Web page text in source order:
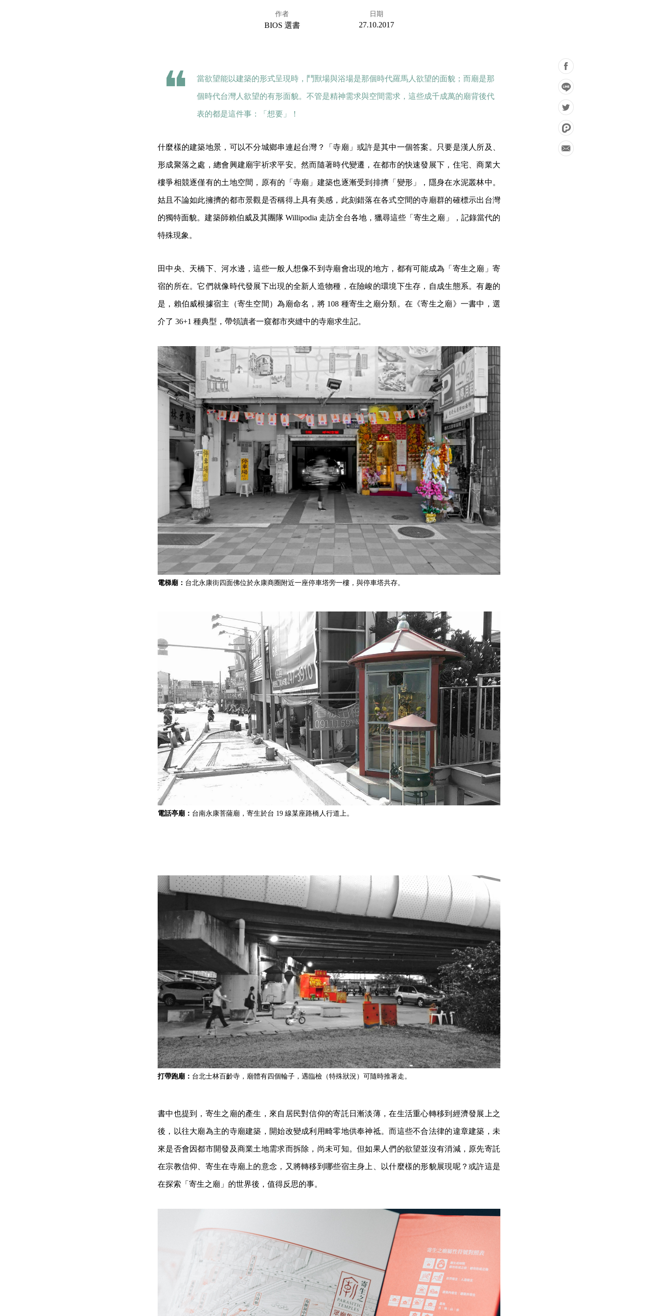
作者
BIOS 選書
日期
27.10.2017
當欲望能以建築的形式呈現時，鬥獸場與浴場是那個時代羅馬人欲望的面貌；而廟是那
個時代台灣人欲望的有形面貌。不管是精神需求與空間需求，這些成千成萬的廟背後代
表的都是這件事：「想要」！
什麼樣的建築地景，可以不分城鄉串連起台灣？「寺廟」或許是其中一個答案。只要是漢人所及、
形成聚落之處，總會興建廟宇祈求平安。然而隨著時代變遷，在都市的快速發展下，住宅、商業大
樓爭相競逐僅有的土地空間，原有的「寺廟」建築也逐漸受到排擠「變形」，隱身在水泥叢林中。
姑且不論如此擁擠的都市景觀是否稱得上具有美感，此刻錯落在各式空間的寺廟群的確標示出台灣
的獨特面貌。建築師賴伯威及其團隊 Willipodia 走訪全台各地，獵尋這些「寄生之廟」，記錄當代的
特殊現象。
田中央、天橋下、河水邊，這些一般人想像不到寺廟會出現的地方，都有可能成為「寄生之廟」寄
宿的所在。它們就像時代發展下出現的全新人造物種，在險峻的環境下生存，自成生態系。有趣的
是，賴伯威根據宿主（寄生空間）為廟命名，將 108 種寄生之廟分類。在《寄生之廟》一書中，選
介了 36+1 種典型，帶領讀者一窺都市夾縫中的寺廟求生記。
電梯廟： 台北永康街四面佛位於永康商圈附近一座停車塔旁一樓，與停車塔共存。
電話亭廟： 台南永康菩薩廟，寄生於台 19 線某座路橋人行道上。
打帶跑廟： 台北士林百齡寺，廟體有四個輪子，遇臨檢（特殊狀況）可隨時推著走。
書中也提到，寄生之廟的產生，來自居民對信仰的寄託日漸淡薄，在生活重心轉移到經濟發展上之
後，以往大廟為主的寺廟建築，開始改變成利用畸零地供奉神祗。而這些不合法律的違章建築，未
來是否會因都市開發及商業土地需求而拆除，尚未可知。但如果人們的欲望並沒有消減，原先寄託
在宗教信仰、寄生在寺廟上的意念，又將轉移到哪些宿主身上、以什麼樣的形貌展現呢？或許這是
在探索「寄生之廟」的世界後，值得反思的事。